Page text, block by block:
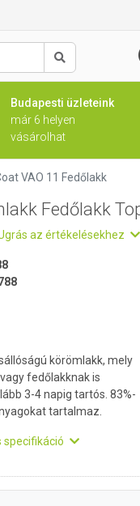
Keresés
Budapesti üzleteink
már 6 helyen
vásárolhat
VAO 11 Fedőlakk
Fedőlakk
az értékelésekhez
körömlakk, mely
fedőlakknak is
3-4 napig tartós. 83%-
tartalmaz.
specifikáció